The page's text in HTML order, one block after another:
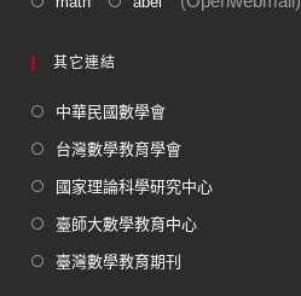
其它連結
中華民國數學會
台灣數學教育學會
國家理論科學研究中心
臺師大數學教育中心
臺灣數學教育期刊